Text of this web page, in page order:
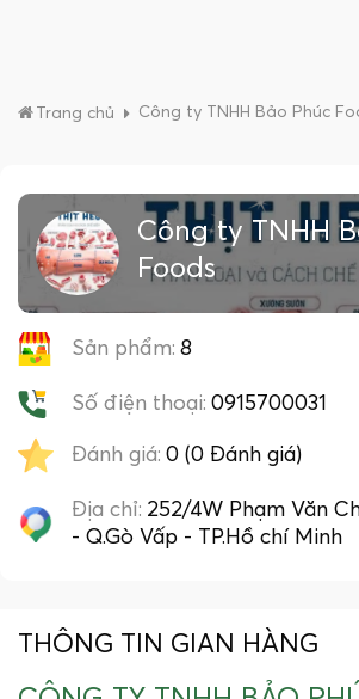
Trang chủ Công ty TNHH Bảo Phúc
Công ty TNHH
Foods
Sản phẩm: 8
Số điện thoại: 0915700031
Đánh giá: 0 (0 Đánh giá)
Địa chỉ: 252/4W Phạm Văn
- Q.Gò Vấp - TP.Hồ chí Minh
THÔNG TIN GIAN HÀNG